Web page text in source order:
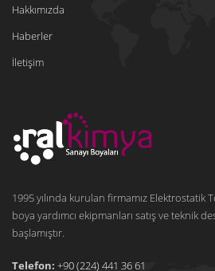
Hakkımızda
Haberler
İletişim
1995 yılında kurulan firmamız Elektrostatik
boya yardımcı ekipmanları satış ve teknik
başlamıştır.
Telefon: +90 (224) 441 36 61